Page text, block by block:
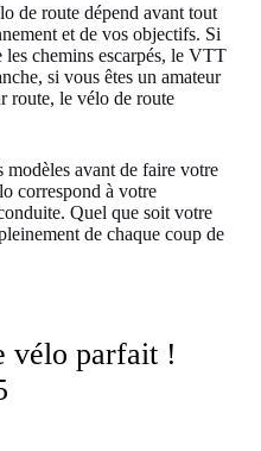
de route dépend avant tout
et de vos objectifs. Si
chemins escarpés, le VTT
si vous êtes un amateur
route, le vélo de route
modèles avant de faire votre
correspond à votre
Quel que soit votre
de chaque coup de
vélo parfait !